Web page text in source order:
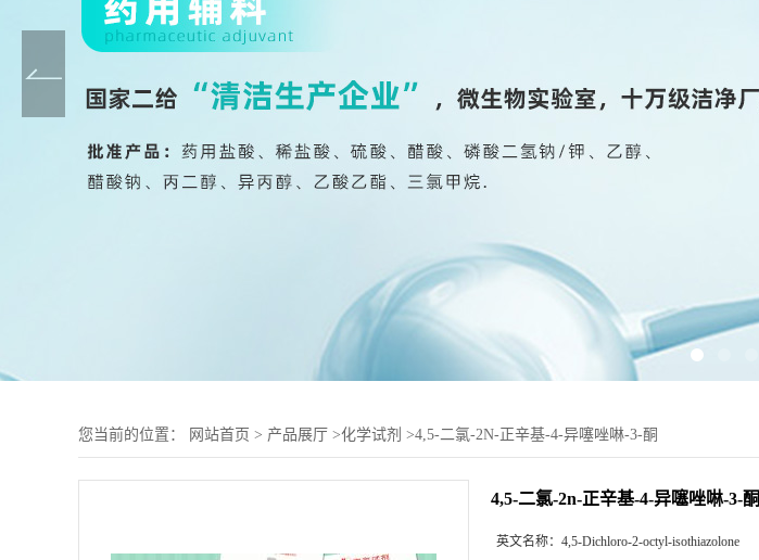
您当前的位置： 网站首页 > 产品展厅 >化学试剂 >4,5-二氯-2N-正辛基-4-异噻唑啉-3-酮
4,5-二氯-2n-正辛基-4-异噻唑啉-3-酮
英文名称： 4,5-Dichloro-2-octyl-isothiazolone